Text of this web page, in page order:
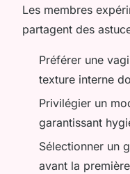
Les membres
partagent des
Préférer une
texture interne
Privilégier un
garantissant
Sélectionner un
avant la